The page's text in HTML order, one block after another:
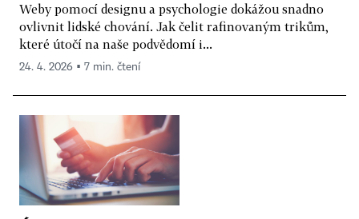
Weby pomocí designu a psychologie dokážou snadno
ovlivnit lidské chování. Jak čelit rafinovaným trikům,
které útočí na naše podvědomí i...
24. 4. 2026 ▪ 7 min. čtení